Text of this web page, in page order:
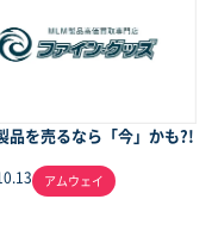
品を売るなら「今」かも?!
アムウェイ